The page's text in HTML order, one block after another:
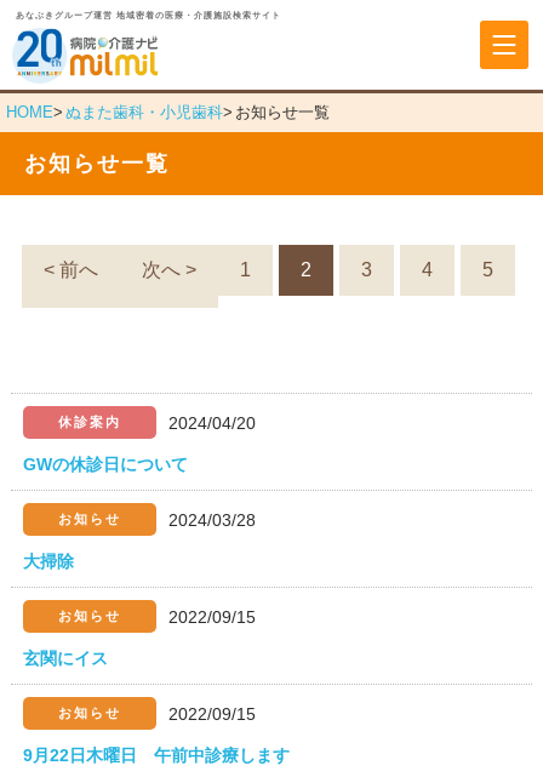
あなぶきグループ運営 地域密着の医療・介護施設検索サイト
HOME ぬまた歯科・小児歯科 お知らせ一覧
お知らせ一覧
< 前へ 1 2 3 4 5
次へ >
休診案内 2024/04/20
GWの休診日について
お知らせ 2024/03/28
大掃除
お知らせ 2022/09/15
玄関にイス
お知らせ 2022/09/15
9月22日木曜日 午前中診療します